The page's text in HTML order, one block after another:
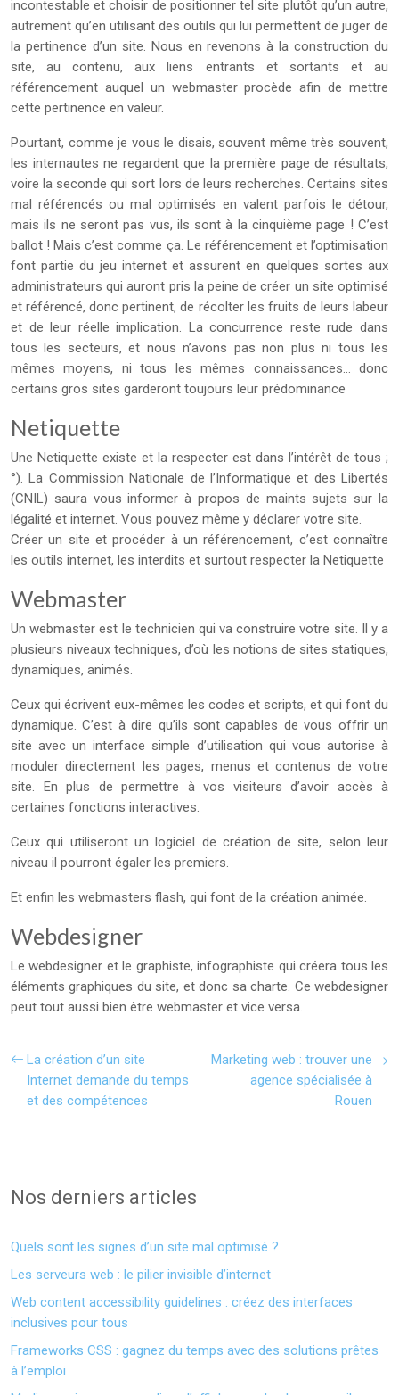
incontestable et choisir de positionner tel site plutôt qu’un autre,
autrement qu’en utilisant des outils qui lui permettent de juger de
la pertinence d’un site. Nous en revenons à la construction du
site, au contenu, aux liens entrants et sortants et au
référencement auquel un webmaster procède afin de mettre
cette pertinence en valeur.
Pourtant, comme je vous le disais, souvent même très souvent,
les internautes ne regardent que la première page de résultats,
voire la seconde qui sort lors de leurs recherches. Certains sites
mal référencés ou mal optimisés en valent parfois le détour,
mais ils ne seront pas vus, ils sont à la cinquième page ! C’est
ballot ! Mais c’est comme ça. Le référencement et l’optimisation
font partie du jeu internet et assurent en quelques sortes aux
administrateurs qui auront pris la peine de créer un site optimisé
et référencé, donc pertinent, de récolter les fruits de leurs labeur
et de leur réelle implication. La concurrence reste rude dans
tous les secteurs, et nous n’avons pas non plus ni tous les
mêmes moyens, ni tous les mêmes connaissances… donc
certains gros sites garderont toujours leur prédominance
Netiquette
Une Netiquette existe et la respecter est dans l’intérêt de tous ;
°). La Commission Nationale de l’Informatique et des Libertés
(CNIL) saura vous informer à propos de maints sujets sur la
légalité et internet. Vous pouvez même y déclarer votre site.
Créer un site et procéder à un référencement, c’est connaître
les outils internet, les interdits et surtout respecter la Netiquette
Webmaster
Un webmaster est le technicien qui va construire votre site. Il y a
plusieurs niveaux techniques, d’où les notions de sites statiques,
dynamiques, animés.
Ceux qui écrivent eux-mêmes les codes et scripts, et qui font du
dynamique. C’est à dire qu’ils sont capables de vous offrir un
site avec un interface simple d’utilisation qui vous autorise à
moduler directement les pages, menus et contenus de votre
site. En plus de permettre à vos visiteurs d’avoir accès à
certaines fonctions interactives.
Ceux qui utiliseront un logiciel de création de site, selon leur
niveau il pourront égaler les premiers.
Et enfin les webmasters flash, qui font de la création animée.
Webdesigner
Le webdesigner et le graphiste, infographiste qui créera tous les
éléments graphiques du site, et donc sa charte. Ce webdesigner
peut tout aussi bien être webmaster et vice versa.
La création d’un site
Internet demande du temps
et des compétences
Marketing web : trouver une
agence spécialisée à
Rouen
Nos derniers articles
Quels sont les signes d’un site mal optimisé ?
Les serveurs web : le pilier invisible d’internet
Web content accessibility guidelines : créez des interfaces
inclusives pour tous
Frameworks CSS : gagnez du temps avec des solutions prêtes
à l’emploi